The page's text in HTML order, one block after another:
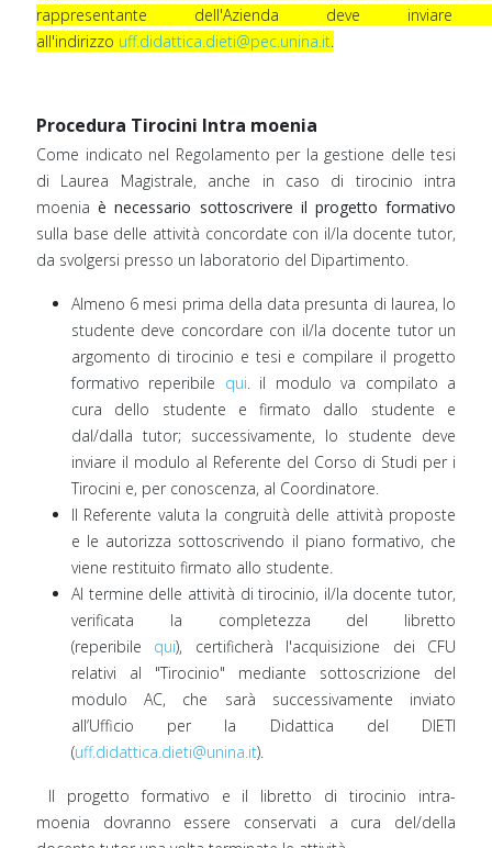
rappresentante dell'Azienda deve
all'indirizzo uff.didattica.dieti@pec.unina.it
Procedura Tirocini Intra moenia
Come indicato nel Regolamento per la gestione delle tesi
di Laurea Magistrale, anche in caso di tirocinio intra
moeniaè necessario sottoscrivere il progetto formativo
sulla base delle attività concordate con il/la docente tutor,
da svolgersi presso un laboratorio del Dipartimento.
Almeno 6 mesi prima della data presunta di laurea, lo
studente deve concordare con il/la docente tutor un
argomento di tirocinio e tesi e compilare il progetto
formativo reperibile qui . il modulo va compilato a
cura dello studente e firmato dallo studente e
dal/dalla tutor; successivamente, lo studente deve
inviare il modulo al Referente del Corso di Studi per i
Tirocini e, per conoscenza, al Coordinatore.
Il Referente valuta la congruità delle attività proposte
e le autorizza sottoscrivendo il piano formativo, che
viene restituito firmato allo studente.
Al termine delle attività di tirocinio, il/la docente tutor,
verificata la completezza del libretto
(reperibile qui), certificherà l'acquisizione dei CFU
relativi al "Tirocinio" mediante sottoscrizione del
modulo AC, che sarà successivamente inviato
all’Ufficio per la Didattica del DIETI
(uff.didattica.dieti@unina.it).
Il progetto formativo e il libretto di tirocinio intra-
moenia dovranno essere conservati a cura del/della